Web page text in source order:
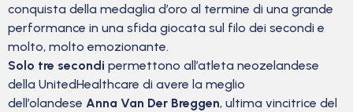
conquista della medaglia d’oro al termine di una grande
performance in una sfida giocata sul filo dei secondi e
molto, molto emozionante.
Solo tre secondi permettono all’atleta neozelandese
della UnitedHealthcare di avere la meglio
dell’olandese Anna Van Der Breggen, ultima vincitrice del